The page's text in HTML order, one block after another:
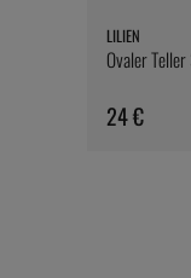
LILIEN
Ovaler
24 €